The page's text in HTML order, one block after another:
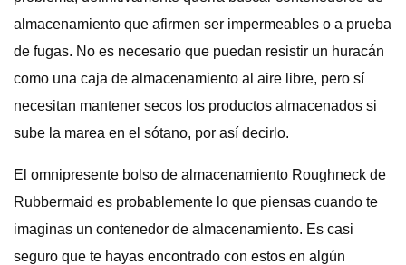
almacenamiento que afirmen ser impermeables o a prueba
de fugas. No es necesario que puedan resistir un huracán
como una caja de almacenamiento al aire libre, pero sí
necesitan mantener secos los productos almacenados si
sube la marea en el sótano, por así decirlo.
El omnipresente bolso de almacenamiento Roughneck de
Rubbermaid es probablemente lo que piensas cuando te
imaginas un contenedor de almacenamiento. Es casi
seguro que te hayas encontrado con estos en algún